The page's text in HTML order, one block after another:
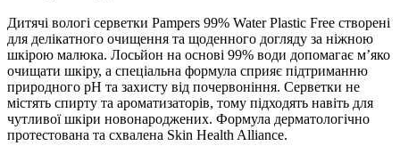
Дитячі вологі серветки Pampers 99% Water Plastic Free створені
для делікатного очищення та щоденного догляду за ніжною
шкірою малюка. Лосьйон на основі 99% води допомагає м’яко
очищати шкіру, а спеціальна формула сприяє підтриманню
природного pH та захисту від почервоніння. Серветки не
містять спирту та ароматизаторів, тому підходять навіть для
чутливої шкіри новонароджених. Формула дерматологічно
протестована та схвалена Skin Health Alliance.